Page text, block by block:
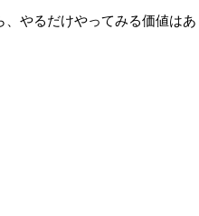
やるだけやってみる価値はあ